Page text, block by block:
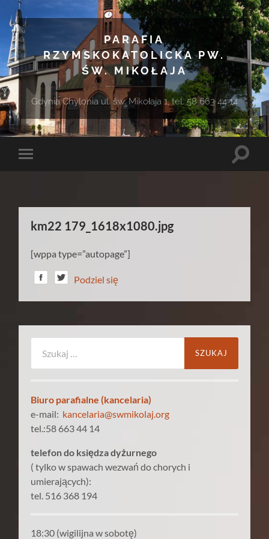
PARAFIA
RZYMSKOKATOLICKA PW.
ŚW. MIKOŁAJA
Gdynia Chylonia ul. św. Mikołaja 1, tel. 58 663 44 14
Toggle
Toggle
km22 179_1618x1080.jpg
[wppa type=”autopage”]
Podziel się
Biuro parafialne (kancelaria)
e-mail: kancelaria@swmikolaj.org
tel.:58 663 44 14
telefon do księdza dyżurnego
( tylko w spawach wezwań do chorych i
umierających):
tel. 516 368 194
18:30 (wigilijna w sobotę)